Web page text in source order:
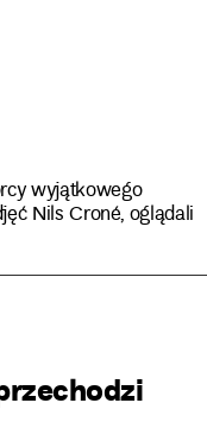
wyjątkowego
Nils Croné, oglądali